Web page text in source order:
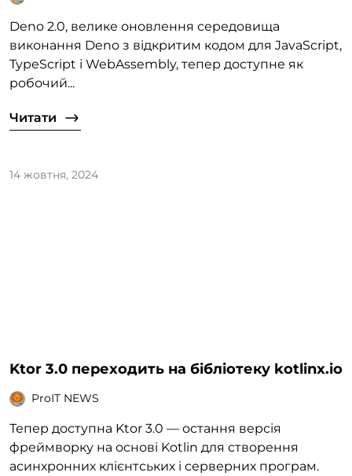
Deno 2.0, велике оновлення середовища
виконання Deno з відкритим кодом для JavaScript,
TypeScript і WebAssembly, тепер доступне як
робочий...
Читати
14 жовтня, 2024
Ktor 3.0 переходить на бібліотеку kotlinx.io
ProIT NEWS
Тепер доступна Ktor 3.0 — остання версія
фреймворку на основі Kotlin для створення
асинхронних клієнтських і серверних програм.